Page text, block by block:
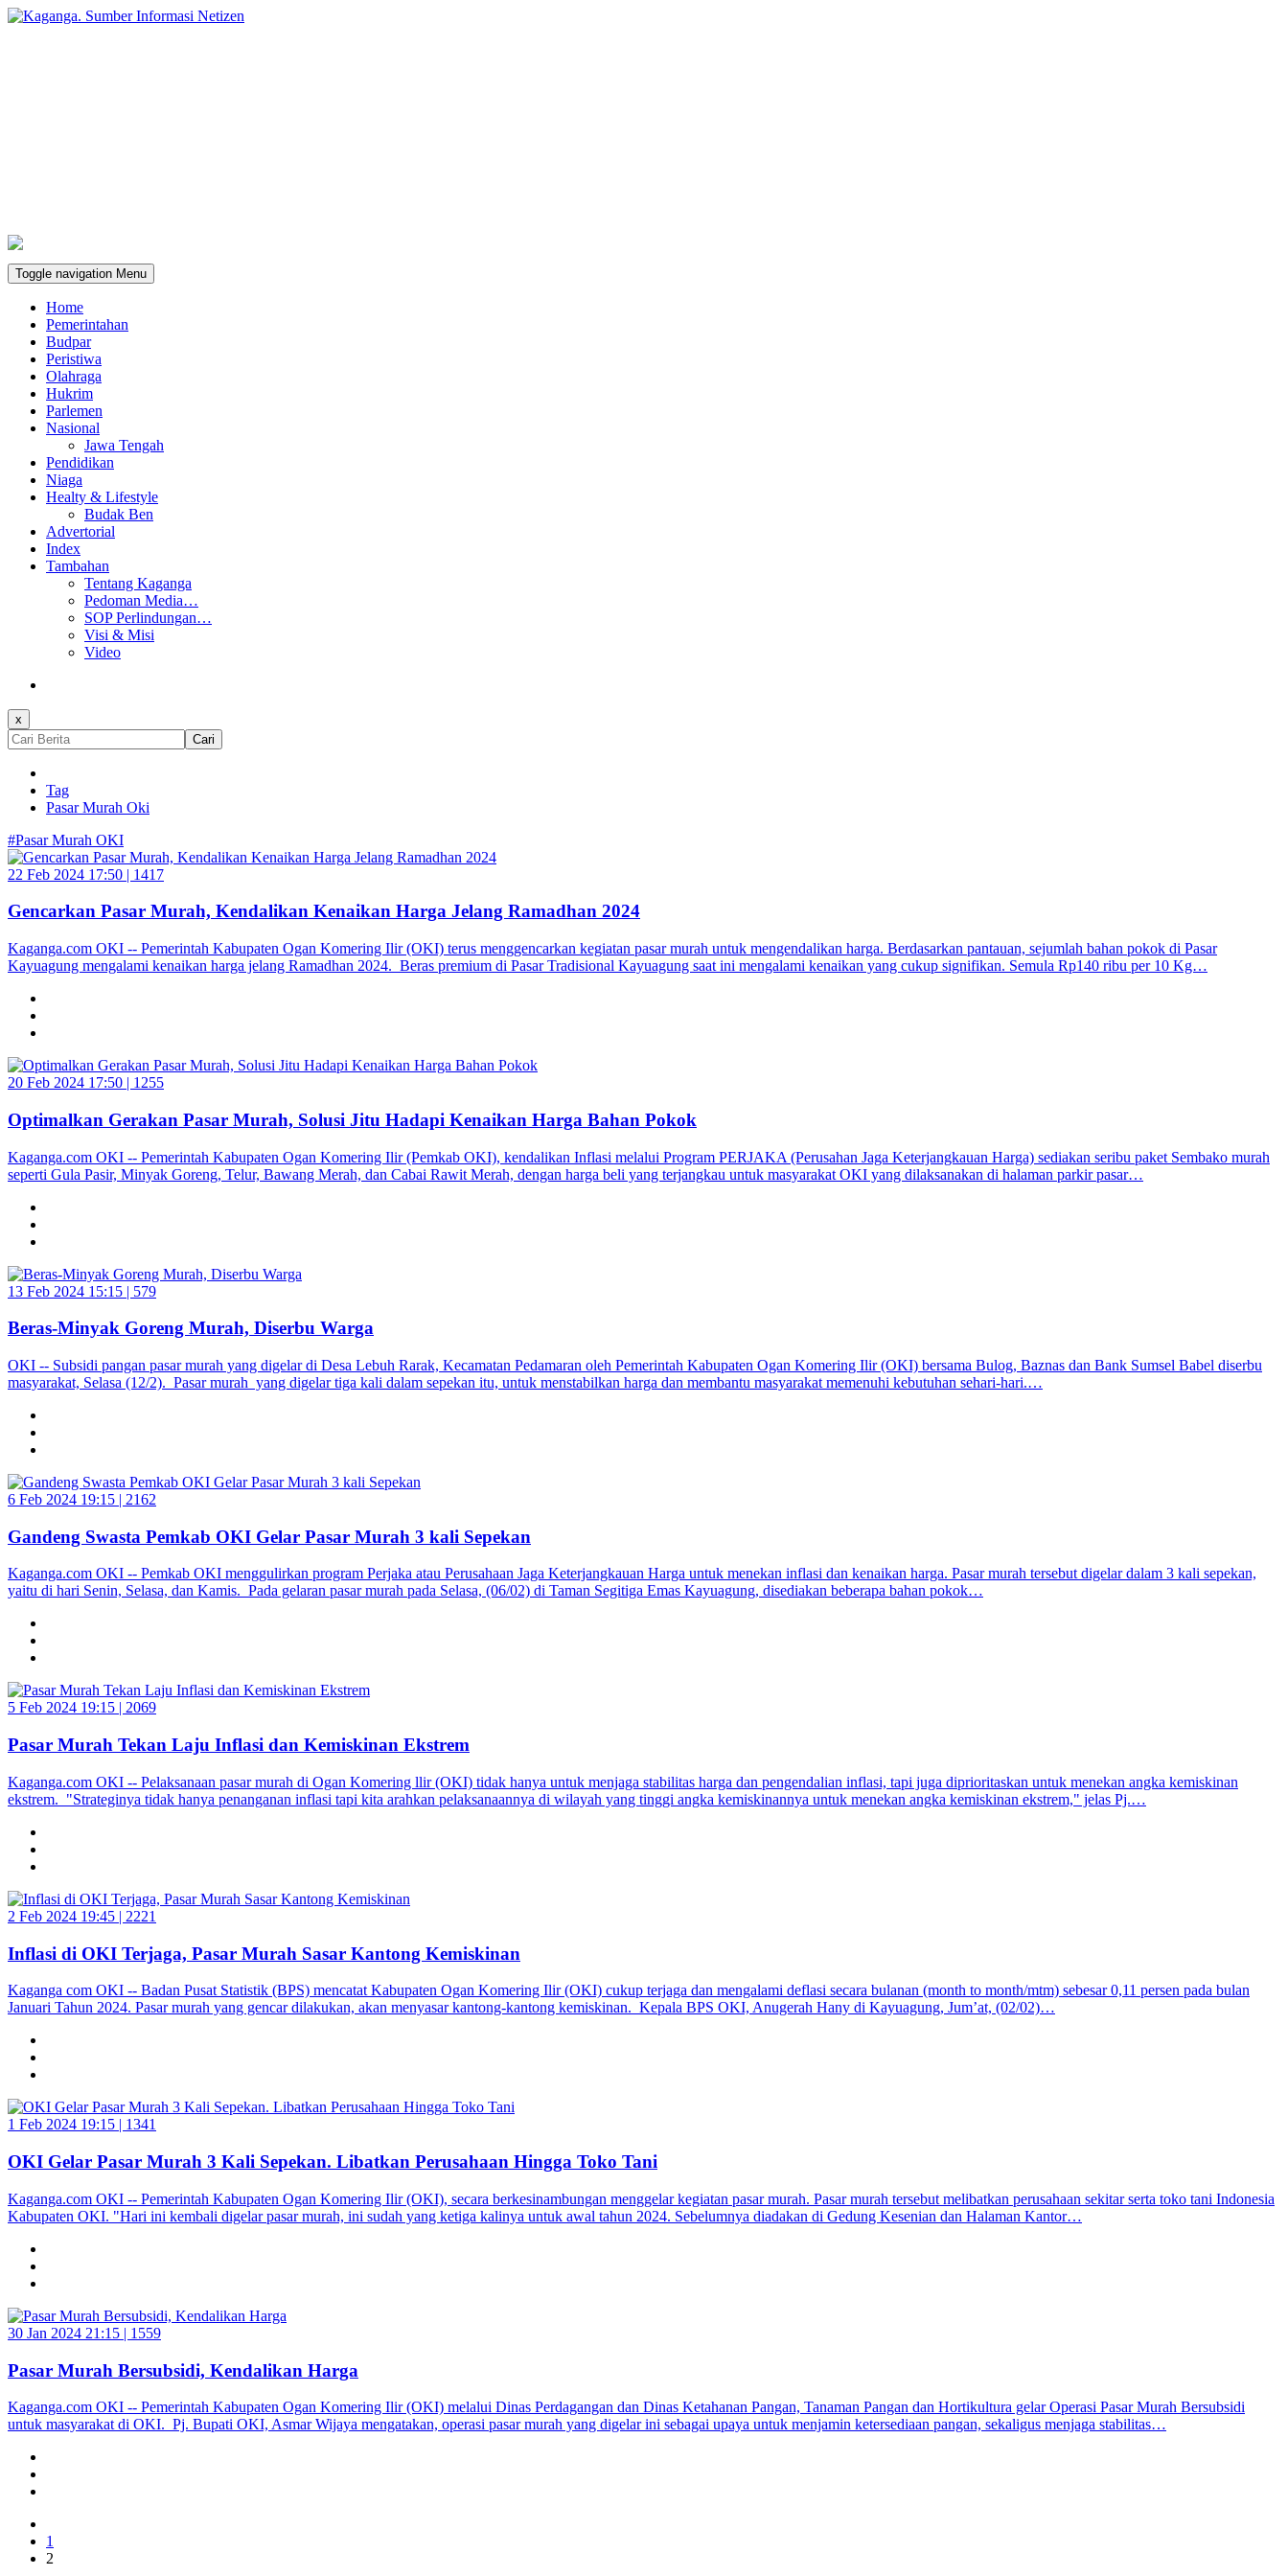
Toggle navigation Menu
Home
Pemerintahan
Budpar
Peristiwa
Olahraga
Hukrim
Parlemen
Nasional
Jawa Tengah
Pendidikan
Niaga
Healty & Lifestyle
Budak Ben
Advertorial
Index
Tambahan
Tentang Kaganga
Pedoman Media…
SOP Perlindungan…
Visi & Misi
Video
x
Cari
Tag
Pasar Murah Oki
#Pasar Murah OKI
22 Feb 2024 17:50 | 1417
Gencarkan Pasar Murah, Kendalikan Kenaikan Harga Jelang Ramadhan 2024
Kaganga.com OKI -- Pemerintah Kabupaten Ogan Komering Ilir (OKI) terus menggencarkan kegiatan pasar murah untuk mengendalikan harga. Berdasarkan pantauan, sejumlah bahan pokok di Pasar
Kayuagung mengalami kenaikan harga jelang Ramadhan 2024. Beras premium di Pasar Tradisional Kayuagung saat ini mengalami kenaikan yang cukup signifikan. Semula Rp140 ribu per 10 Kg…
20 Feb 2024 17:50 | 1255
Optimalkan Gerakan Pasar Murah, Solusi Jitu Hadapi Kenaikan Harga Bahan Pokok
Kaganga.com OKI -- Pemerintah Kabupaten Ogan Komering Ilir (Pemkab OKI), kendalikan Inflasi melalui Program PERJAKA (Perusahan Jaga Keterjangkauan Harga) sediakan seribu paket Sembako murah
seperti Gula Pasir, Minyak Goreng, Telur, Bawang Merah, dan Cabai Rawit Merah, dengan harga beli yang terjangkau untuk masyarakat OKI yang dilaksanakan di halaman parkir pasar…
13 Feb 2024 15:15 | 579
Beras-Minyak Goreng Murah, Diserbu Warga
OKI -- Subsidi pangan pasar murah yang digelar di Desa Lebuh Rarak, Kecamatan Pedamaran oleh Pemerintah Kabupaten Ogan Komering Ilir (OKI) bersama Bulog, Baznas dan Bank Sumsel Babel diserbu
masyarakat, Selasa (12/2). Pasar murah yang digelar tiga kali dalam sepekan itu, untuk menstabilkan harga dan membantu masyarakat memenuhi kebutuhan sehari-hari.…
6 Feb 2024 19:15 | 2162
Gandeng Swasta Pemkab OKI Gelar Pasar Murah 3 kali Sepekan
Kaganga.com OKI -- Pemkab OKI menggulirkan program Perjaka atau Perusahaan Jaga Keterjangkauan Harga untuk menekan inflasi dan kenaikan harga. Pasar murah tersebut digelar dalam 3 kali sepekan,
yaitu di hari Senin, Selasa, dan Kamis. Pada gelaran pasar murah pada Selasa, (06/02) di Taman Segitiga Emas Kayuagung, disediakan beberapa bahan pokok…
5 Feb 2024 19:15 | 2069
Pasar Murah Tekan Laju Inflasi dan Kemiskinan Ekstrem
Kaganga.com OKI -- Pelaksanaan pasar murah di Ogan Komering llir (OKI) tidak hanya untuk menjaga stabilitas harga dan pengendalian inflasi, tapi juga diprioritaskan untuk menekan angka kemiskinan
ekstrem. "Strateginya tidak hanya penanganan inflasi tapi kita arahkan pelaksanaannya di wilayah yang tinggi angka kemiskinannya untuk menekan angka kemiskinan ekstrem," jelas Pj.…
2 Feb 2024 19:45 | 2221
Inflasi di OKI Terjaga, Pasar Murah Sasar Kantong Kemiskinan
Kaganga com OKI -- Badan Pusat Statistik (BPS) mencatat Kabupaten Ogan Komering Ilir (OKI) cukup terjaga dan mengalami deflasi secara bulanan (month to month/mtm) sebesar 0,11 persen pada bulan
Januari Tahun 2024. Pasar murah yang gencar dilakukan, akan menyasar kantong-kantong kemiskinan. Kepala BPS OKI, Anugerah Hany di Kayuagung, Jum’at, (02/02)…
1 Feb 2024 19:15 | 1341
OKI Gelar Pasar Murah 3 Kali Sepekan. Libatkan Perusahaan Hingga Toko Tani
Kaganga.com OKI -- Pemerintah Kabupaten Ogan Komering Ilir (OKI), secara berkesinambungan menggelar kegiatan pasar murah. Pasar murah tersebut melibatkan perusahaan sekitar serta toko tani Indonesia
Kabupaten OKI. "Hari ini kembali digelar pasar murah, ini sudah yang ketiga kalinya untuk awal tahun 2024. Sebelumnya diadakan di Gedung Kesenian dan Halaman Kantor…
30 Jan 2024 21:15 | 1559
Pasar Murah Bersubsidi, Kendalikan Harga
Kaganga.com OKI -- Pemerintah Kabupaten Ogan Komering Ilir (OKI) melalui Dinas Perdagangan dan Dinas Ketahanan Pangan, Tanaman Pangan dan Hortikultura gelar Operasi Pasar Murah Bersubsidi
untuk masyarakat di OKI. Pj. Bupati OKI, Asmar Wijaya mengatakan, operasi pasar murah yang digelar ini sebagai upaya untuk menjamin ketersediaan pangan, sekaligus menjaga stabilitas…
1
2